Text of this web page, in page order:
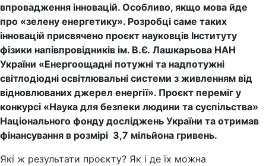
впровадження інновацій. Особливо, якщо мова йде
про «зелену енергетику». Розробці саме таких
інновацій присвячено проєкт науковців Інституту
фізики напівпровідників ім. В.Є. Лашкарьова НАН
України «Енергоощадні потужні та надпотужні
світлодіодні освітлювальні системи з живленням від
відновлюваних джерел енергії». Проєкт переміг у
конкурсі «Наука для безпеки людини та суспільства»
Національного фонду досліджень України та отримав
фінансування в розмірі 3,7 мільйона гривень.
Які ж результати проєкту? Як і де їх можна